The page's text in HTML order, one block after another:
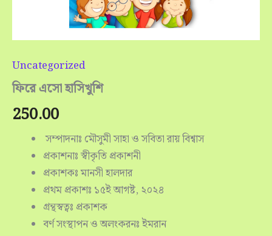
Uncategorized
ফিরে এসো হাসিখুশি
250.00
সম্পাদনাঃ মৌসুমী সাহা ও সবিতা রায় বিশ্বাস
প্রকাশনাঃ স্বীকৃতি প্রকাশনী
প্রকাশকঃ মানসী হালদার
প্রথম প্রকাশঃ ১৫ই আগষ্ট, ২০২৪
গ্রন্থস্বত্বঃ প্রকাশক
বর্ণ সংস্থাপন ও অলংকরনঃ ইমরান